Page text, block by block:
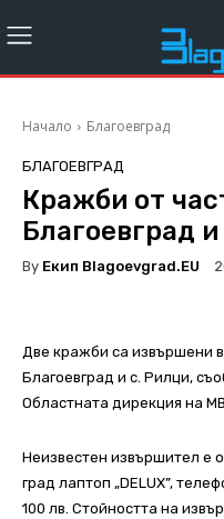
Начало Благоевград
БЛАГОЕВГРАД
Кражби от
Благоевград
By Екип Blagoevgrad.EU
Две кражби са извършени
Благоевград и с. Рилци,
Областната дирекция на
Неизвестен извършител е
град лаптоп „DELUX”,
100 лв. Стойността на